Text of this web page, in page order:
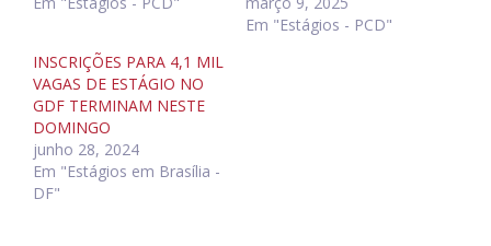
Em "Estágios - PCD"
INSCRIÇÕES PARA 4,1 MIL
VAGAS DE ESTÁGIO NO
GDF TERMINAM NESTE
DOMINGO
junho 28, 2024
Em "Estágios em Brasília -
DF"